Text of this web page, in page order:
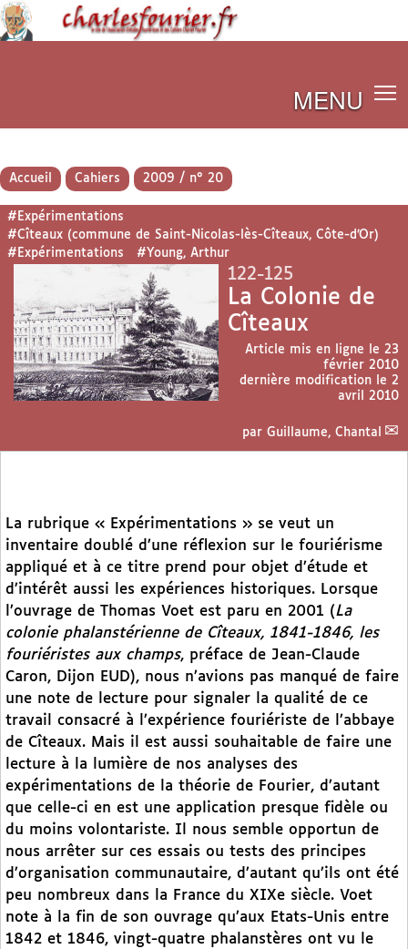
MENU
Accueil Cahiers 2009 / n° 20
#Expérimentations
#Cîteaux (commune de Saint-Nicolas-lès-Cîteaux, Côte-d’Or)
#Expérimentations
#Young, Arthur
122-125
La Colonie de
Cîteaux
Article mis en ligne le 23
février 2010
dernière modification le 2
avril 2010
par Guillaume, Chantal
La rubrique « Expérimentations » se veut un
inventaire doublé d’une réflexion sur le fouriérisme
appliqué et à ce titre prend pour objet d’étude et
d’intérêt aussi les expériences historiques. Lorsque
l’ouvrage de Thomas Voet est paru en 2001 (La
colonie phalanstérienne de Cîteaux, 1841-1846, les
fouriéristes aux champs, préface de Jean-Claude
Caron, Dijon EUD), nous n’avions pas manqué de faire
une note de lecture pour signaler la qualité de ce
travail consacré à l’expérience fouriériste de l’abbaye
de Cîteaux. Mais il est aussi souhaitable de faire une
lecture à la lumière de nos analyses des
expérimentations de la théorie de Fourier, d’autant
que celle-ci en est une application presque fidèle ou
du moins volontariste. Il nous semble opportun de
nous arrêter sur ces essais ou tests des principes
d’organisation communautaire, d’autant qu’ils ont été
peu nombreux dans la France du XIXe siècle. Voet
note à la fin de son ouvrage qu’aux Etats-Unis entre
1842 et 1846, vingt-quatre phalanstères ont vu le